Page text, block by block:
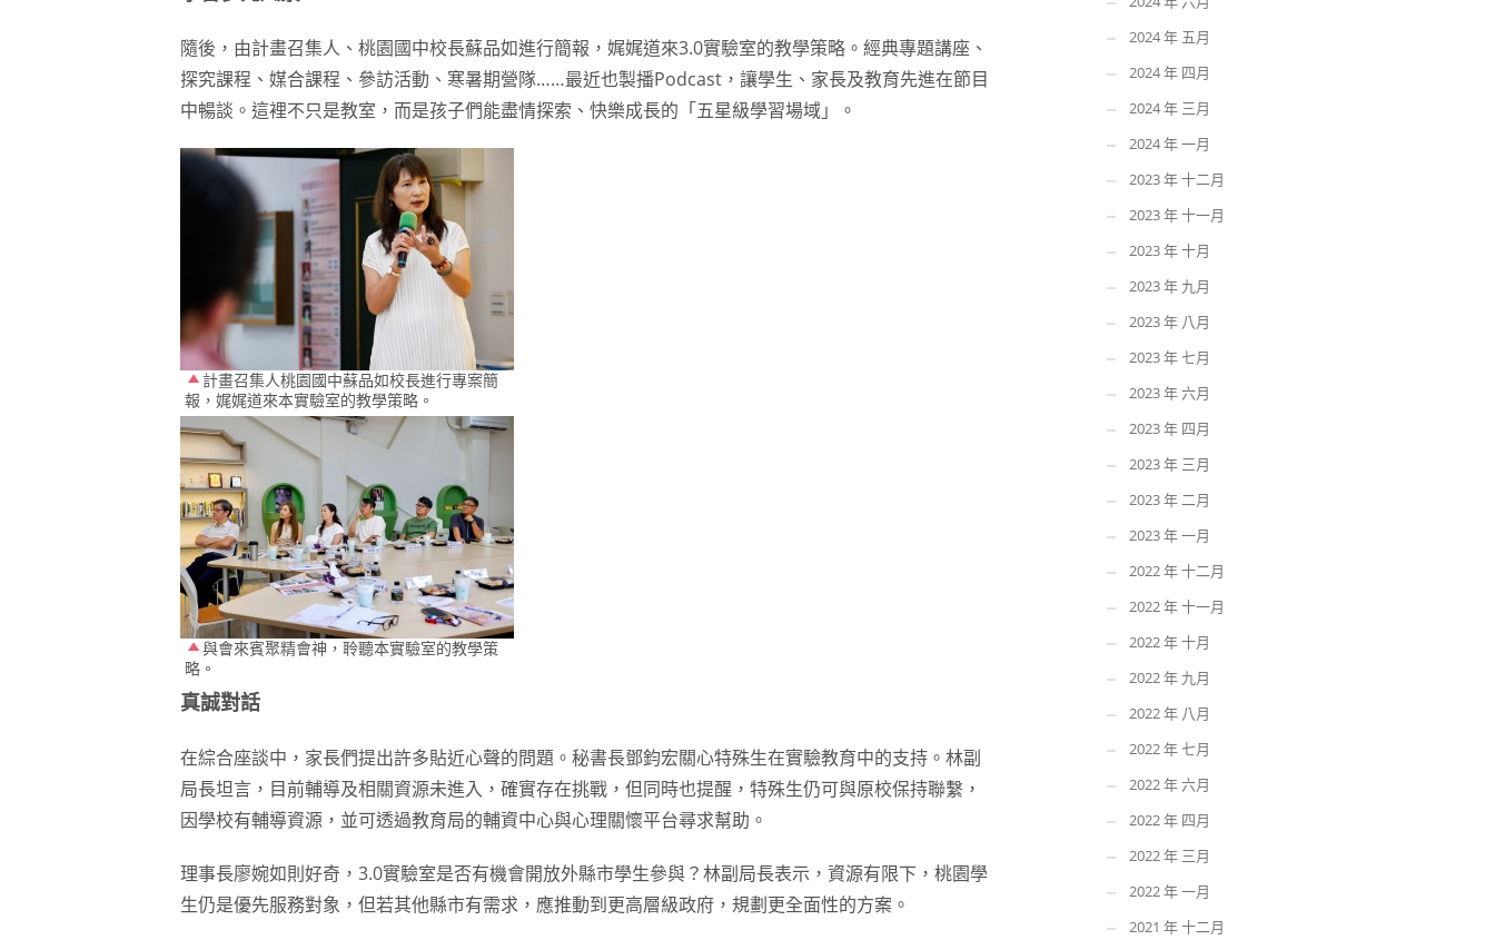
隨後，由計畫召集人、桃園國中校長蘇品如進行簡報，娓娓道來3.0實驗室的教學策略。經典專題講座、
探究課程、媒合課程、參訪活動、寒暑期營隊……最近也製播Podcast，讓學生、家長及教育先進在節目
中暢談。這裡不只是教室，而是孩子們能盡情探索、快樂成長的「五星級學習場域」。
計畫召集人桃園國中蘇品如校長進行專案簡
報，娓娓道來本實驗室的教學策略。
與會來賓聚精會神，聆聽本實驗室的教學策
略。
真誠對話
在綜合座談中，家長們提出許多貼近心聲的問題。秘書長鄧鈞宏關心特殊生在實驗教育中的支持。林副
局長坦言，目前輔導及相關資源未進入，確實存在挑戰，但同時也提醒，特殊生仍可與原校保持聯繫，
因學校有輔導資源，並可透過教育局的輔資中心與心理關懷平台尋求幫助。
理事長廖婉如則好奇，3.0實驗室是否有機會開放外縣市學生參與？林副局長表示，資源有限下，桃園學
生仍是優先服務對象，但若其他縣市有需求，應推動到更高層級政府，規劃更全面性的方案。
2024 年 五月
2024 年 四月
2024 年 三月
2024 年 一月
2023 年 十二月
2023 年 十一月
2023 年 十月
2023 年 九月
2023 年 八月
2023 年 七月
2023 年 六月
2023 年 四月
2023 年 三月
2023 年 二月
2023 年 一月
2022 年 十二月
2022 年 十一月
2022 年 十月
2022 年 九月
2022 年 八月
2022 年 七月
2022 年 六月
2022 年 四月
2022 年 三月
2022 年 一月
2021 年 十二月